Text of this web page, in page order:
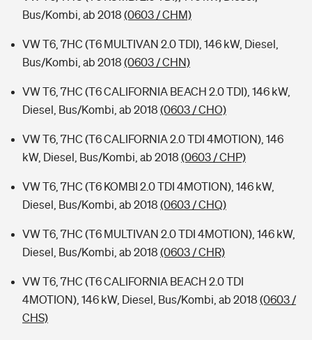
Bus/Kombi, ab 2018 (0603 / CHM)
VW T6, 7HC (T6 MULTIVAN 2.0 TDI), 146 kW, Diesel,
Bus/Kombi, ab 2018 (0603 / CHN)
VW T6, 7HC (T6 CALIFORNIA BEACH 2.0 TDI), 146 kW,
Diesel, Bus/Kombi, ab 2018 (0603 / CHO)
VW T6, 7HC (T6 CALIFORNIA 2.0 TDI 4MOTION), 146
kW, Diesel, Bus/Kombi, ab 2018 (0603 / CHP)
VW T6, 7HC (T6 KOMBI 2.0 TDI 4MOTION), 146 kW,
Diesel, Bus/Kombi, ab 2018 (0603 / CHQ)
VW T6, 7HC (T6 MULTIVAN 2.0 TDI 4MOTION), 146 kW,
Diesel, Bus/Kombi, ab 2018 (0603 / CHR)
VW T6, 7HC (T6 CALIFORNIA BEACH 2.0 TDI
4MOTION), 146 kW, Diesel, Bus/Kombi, ab 2018 (0603 /
CHS)